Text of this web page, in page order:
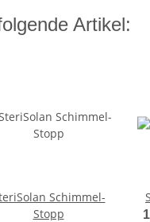
Artikel:
Schimmel-
Stopp